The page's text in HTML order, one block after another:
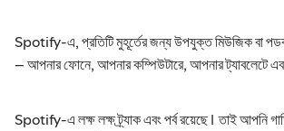
Spotify-এ, প্রতিটি মুহূর্তের জন্য উপযুক্ত মিউজিক বা
– আপনার ফোনে, আপনার কম্পিউটারে, আপনার ট্যাবলেটে
Spotify-এ লক্ষ লক্ষ ট্র্যাক এবং পর্ব রয়েছে। তাই আপনি